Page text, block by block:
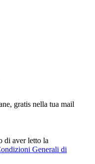
gratis nella tua mail
di aver letto la
Generali di